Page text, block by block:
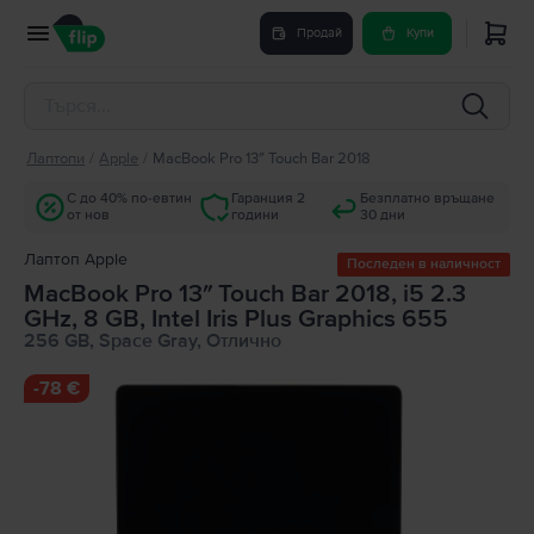
Продай Купи
Лаптопи Apple MacBook Pro 13″ Touch Bar 2018
С до 40% по-евтин
от нов
Гаранция 2
години
Безплатно връщане
30 дни
Лаптоп Apple Последен в наличност
MacBook Pro 13″ Touch Bar 2018, i5 2.3
GHz, 8 GB, Intel Iris Plus Graphics 655
256 GB, Space Gray, Отлично
-78 €